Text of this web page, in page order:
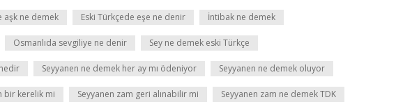
aşk ne demek Eski Türkçede eşe ne denir İntibak ne demek
Osmanlıda sevgiliye ne denir Sey ne demek eski Türkçe
Seyyanen ne demek her ay mı ödeniyor Seyyanen ne demek oluyor
bir kerelik mi Seyyanen zam geri alınabilir mi Seyyanen zam ne demek TDK